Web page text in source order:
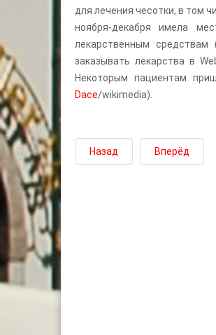
для лечения чесотки, в том
ноября-декабря имела
лекарственным
заказывать лекарства в
Некоторым пациентам
Dace/wikimedia).
Назад Вперёд